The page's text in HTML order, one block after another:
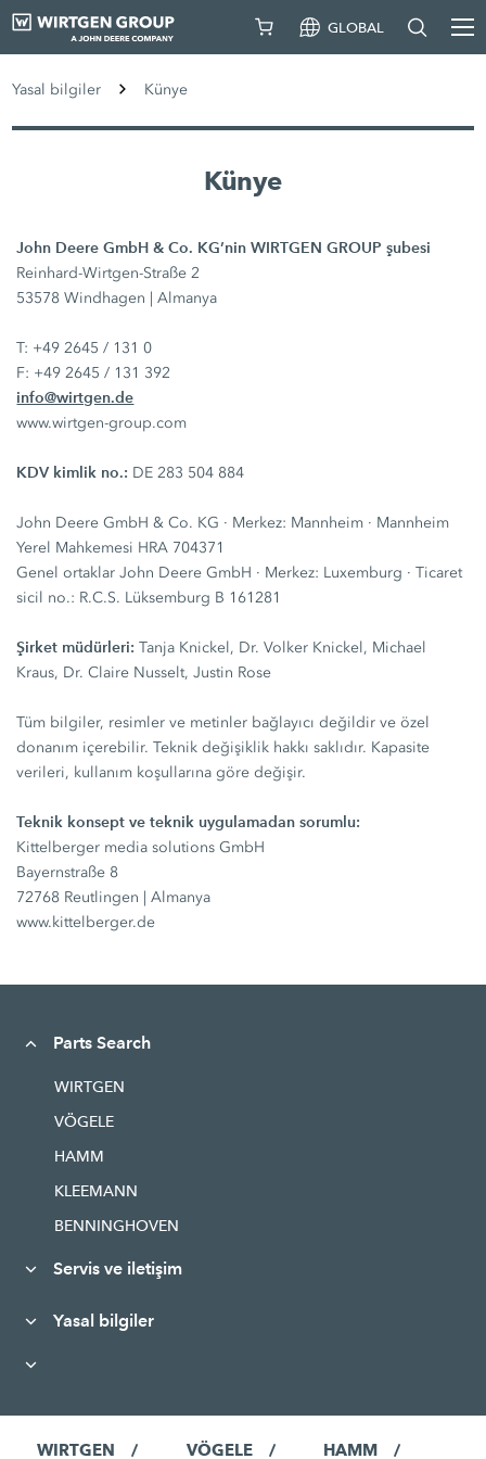
GLOBAL
Yasal bilgiler Künye
Künye
John Deere GmbH & Co. KG’nin WIRTGEN GROUP şubesi
Reinhard-Wirtgen-Straße 2
53578 Windhagen | Almanya
T: +49 2645 / 131 0
F: +49 2645 / 131 392
info@wirtgen.de
www.wirtgen-group.com
KDV kimlik no.: DE 283 504 884
John Deere GmbH & Co. KG · Merkez: Mannheim · Mannheim
Yerel Mahkemesi HRA 704371
Genel ortaklar John Deere GmbH · Merkez: Luxemburg · Ticaret
sicil no.: R.C.S. Lüksemburg B 161281
Şirket müdürleri: Tanja Knickel, Dr. Volker Knickel, Michael
Kraus, Dr. Claire Nusselt, Justin Rose
Tüm bilgiler, resimler ve metinler bağlayıcı değildir ve özel
donanım içerebilir. Teknik değişiklik hakkı saklıdır. Kapasite
verileri, kullanım koşullarına göre değişir.
Teknik konsept ve teknik uygulamadan sorumlu:
Kittelberger media solutions GmbH
Bayernstraße 8
72768 Reutlingen | Almanya
www.kittelberger.de
Parts Search
WIRTGEN
VÖGELE
HAMM
KLEEMANN
BENNINGHOVEN
Servis ve iletişim
Yasal bilgiler
WIRTGEN VÖGELE HAMM